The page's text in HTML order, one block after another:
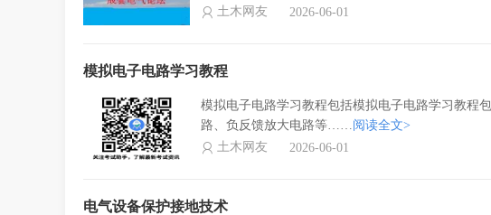
土木网友 2026-06-01
模拟电子电路学习教程
模拟电子电路学习教程包括模拟电子电路学习教程
路、负反馈放大电路等……阅读全文>
土木网友
2026-06-01
电气设备保护接地技术